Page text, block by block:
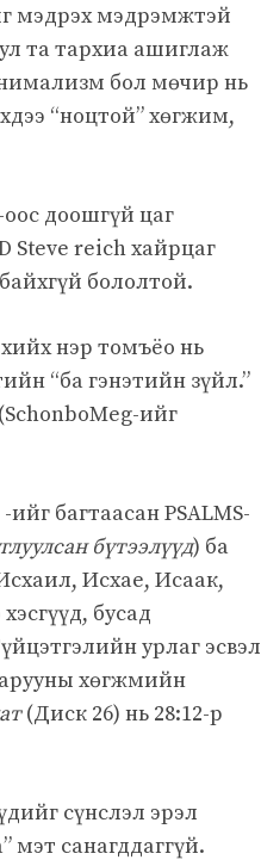
мэдрэх мэдрэмжтэй
та тархиа ашиглаж
бол мөчир нь
“ноцтой” хөгжим,
доошгүй цаг
Steve reich хайрцаг
бололтой.
нэр томъёо нь
“ба гэнэтийн зүйл.”
ийг
ийг багтаасан PSALMS-
бүтээлүүд) ба
Исхае, Исаак,
бусад
урлаг эсвэл
хөгжмийн
(Диск 26) нь 28:12-р
сүнслэл эрэл
мэт санагддаггүй.